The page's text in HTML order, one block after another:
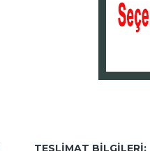
TESLIMAT BILGILERI: